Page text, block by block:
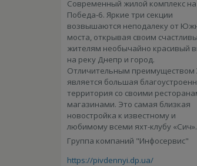
Современный жилой комплекс
Победа-6. Яркие три секции
возвышаются неподалеку от
моста, открывая своим
жителям необычайно красивый
на реку Днепр и город.
Отличительным преимуществом
является большая
территория со своими
магазинами. Это самая близкая
новостройка к известному и
любимому всеми яхт-клубу «Сич».
Группа компаний "Инфосервис"
https://pivdennyi.dp.ua/